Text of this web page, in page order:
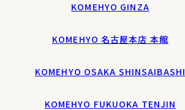
KOMEHYO GINZA
KOMEHYO 名古屋本店 本館
KOMEHYO OSAKA SHINSAIBASHI
KOMEHYO FUKUOKA TENJIN